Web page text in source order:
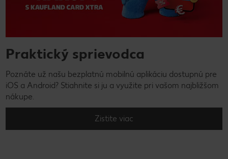
Praktický sprievodca
Poznáte už našu bezplatnú mobilnú aplikáciu dostupnú pre
iOS a Android? Stiahnite si ju a využite pri vašom najbližšom
nákupe.
Zistite viac